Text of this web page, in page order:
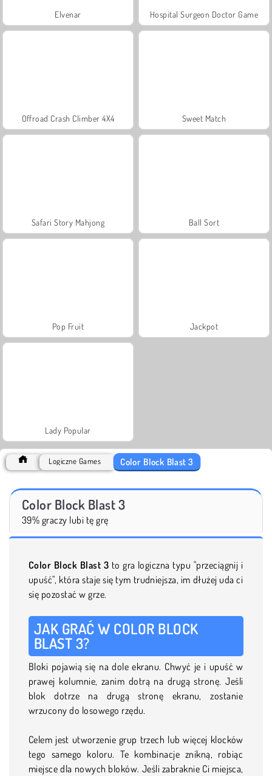
Elvenar Hospital Surgeon Doctor Game
Offroad Crash Climber 4X4 Sweet Match
Safari Story Mahjong Ball Sort
Pop Fruit Jackpot
Lady Popular
Logiczne Games Color Block Blast 3
Color Block Blast 3
39% graczy lubi tę grę
Color Block Blast 3 to gra logiczna typu "przeciągnij i
upuść", która staje się tym trudniejsza, im dłużej uda ci
się pozostać w grze.
JAK GRAĆ W COLOR BLOCK
BLAST 3?
Bloki pojawią się na dole ekranu. Chwyć je i upuść w
prawej kolumnie, zanim dotrą na drugą stronę. Jeśli
blok dotrze na drugą stronę ekranu, zostanie
wrzucony do losowego rzędu.
Celem jest utworzenie grup trzech lub więcej klocków
tego samego koloru. Te kombinacje znikną, robiąc
miejsce dla nowych bloków. Jeśli zabraknie Ci miejsca,